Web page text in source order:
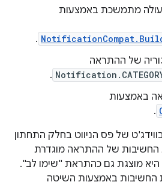
מתמשכת באמצעות
.
של ההתראה
.
באמצעות
.
של פס הניווט בחלק התחתון
של ההתראה מוגדרת
היא מוצגת גם כהתראת "שימו לב".
החשיבות באמצעות השיטה